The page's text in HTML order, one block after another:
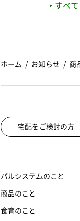
すべて
ホーム お知らせ 商
宅配をご検討の方
パルシステムのこと
商品のこと
食育のこと